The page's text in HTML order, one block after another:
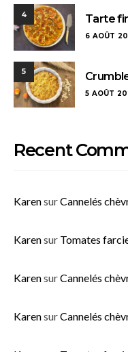
4 Tarte
6 AOÛT
5
5 AOÛT
Recent
KarensurCannelés
Karensur Tomates
KarensurCannelés
KarensurCannelés